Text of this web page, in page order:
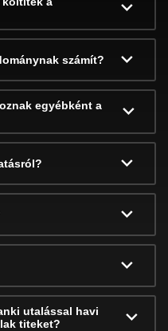
számít?
egyébként a
utalással havi
titeket?